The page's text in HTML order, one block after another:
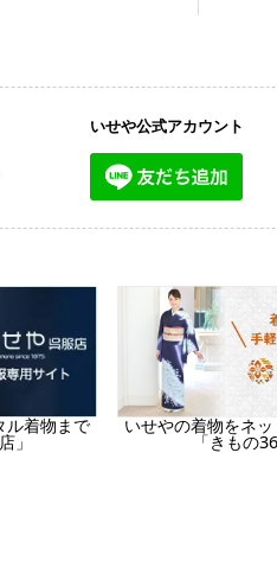
いせや公式アカウント
ル着物まで
」
いせやの着物をネ
「きもの